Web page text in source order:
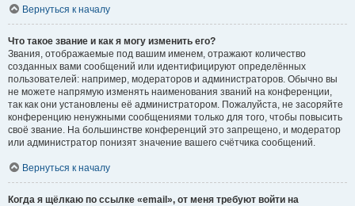
Вернуться к началу
Что такое звание и как я могу изменить его?
Звания, отображаемые под вашим именем, отражают количество
созданных вами сообщений или идентифицируют определённых
пользователей: например, модераторов и администраторов. Обычно вы
не можете напрямую изменять наименования званий на конференции,
так как они установлены её администратором. Пожалуйста, не засоряйте
конференцию ненужными сообщениями только для того, чтобы повысить
своё звание. На большинстве конференций это запрещено, и модератор
или администратор понизят значение вашего счётчика сообщений.
Вернуться к началу
Когда я щёлкаю по ссылке «email», от меня требуют войти на